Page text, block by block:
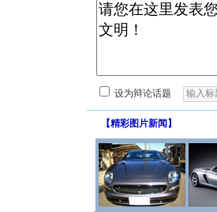
设为辩论话题
【精彩图片新闻 】